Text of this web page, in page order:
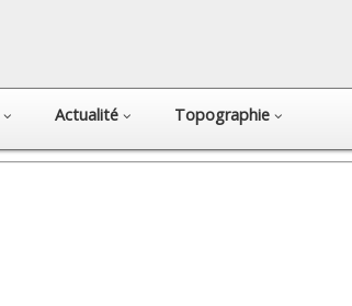
Actualité Topographie